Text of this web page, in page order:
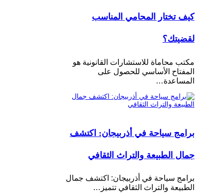
كيف تختار المحامي المناسب
لقضيتك؟
مكتب محاماة للاستشارات القانونية هو
المفتاح الأساسي للحصول على
المساعدة…
برامج سياحة في أذربيجان: اكتشف
جمال الطبيعة والتراث الثقافي
برامج سياحة في أذربيجان: اكتشف جمال
الطبيعة والتراث الثقافي تتميز…